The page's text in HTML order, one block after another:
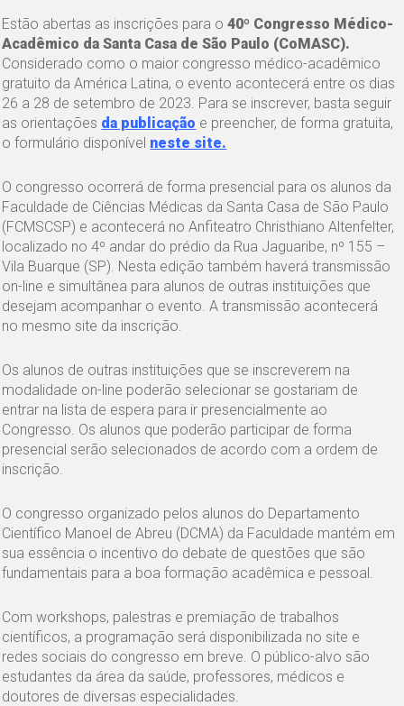
Estão abertas as inscrições para o40º Congresso Médico-
Acadêmico da Santa Casa de São Paulo (CoMASC).
Considerado como o maior congresso médico-acadêmico
gratuito da América Latina, o evento acontecerá entre os dias
26 a 28 de setembro de 2023. Para se inscrever, basta seguir
as orientações da publicação e preencher, de forma gratuita,
o formulário disponível neste site.
O congresso ocorrerá de forma presencial para os alunos da
Faculdade de Ciências Médicas da Santa Casa de São Paulo
(FCMSCSP) e acontecerá no Anfiteatro Christhiano Altenfelter,
localizado no 4º andar do prédio da Rua Jaguaribe, nº 155 –
Vila Buarque (SP). Nesta edição também haverá transmissão
on-line e simultânea para alunos de outras instituições que
desejam acompanhar o evento. A transmissão acontecerá
no mesmo site da inscrição.
Os alunos de outras instituições que se inscreverem na
modalidade on-line poderão selecionar se gostariam de
entrar na lista de espera para ir presencialmente ao
Congresso. Os alunos que poderão participar de forma
presencial serão selecionados de acordo com a ordem de
inscrição.
O congresso organizado pelos alunos do Departamento
Científico Manoel de Abreu (DCMA) da Faculdade mantém em
sua essência o incentivo do debate de questões que são
fundamentais para a boa formação acadêmica e pessoal.
Com workshops, palestras e premiação de trabalhos
científicos, a programação será disponibilizada no site e
redes sociais do congresso em breve. O público-alvo são
estudantes da área da saúde, professores, médicos e
doutores de diversas especialidades.